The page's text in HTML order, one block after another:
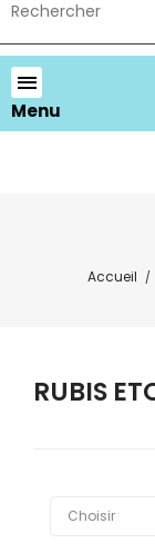
Menu
Accueil
RUBIS
Choisir